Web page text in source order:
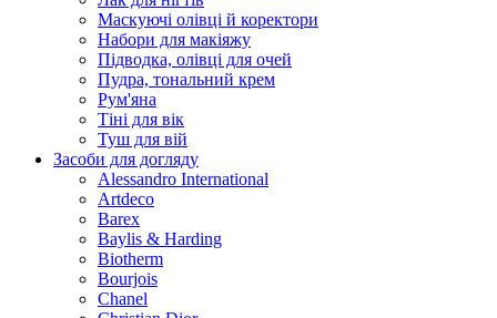
Маскуючі олівці й коректори
Набори для макіяжу
Підводка, олівці для очей
Пудра, тональний крем
Рум'яна
Тіні для вік
Туш для вій
Засоби для догляду
Alessandro International
Artdeco
Barex
Baylis & Harding
Biotherm
Bourjois
Chanel